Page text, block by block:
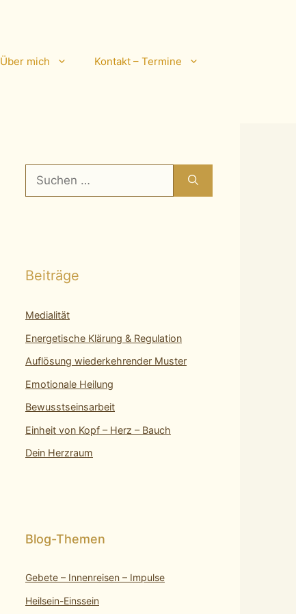
Über mich Kontakt – Termine
Suchen
nach:
Beiträge
Medialität
Energetische Klärung & Regulation
Auflösung wiederkehrender Muster
Emotionale Heilung
Bewusstseinsarbeit
Einheit von Kopf – Herz – Bauch
Dein Herzraum
Gebete – Innenreisen – Impulse
Heilsein-Einssein